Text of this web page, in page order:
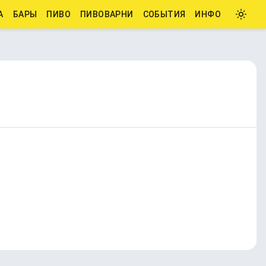
БАРЫ ПИВО ПИВОВАРНИ СОБЫТИЯ ИНФО